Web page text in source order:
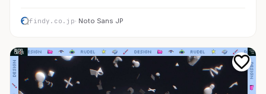
findy.co.jp· Noto Sans JP